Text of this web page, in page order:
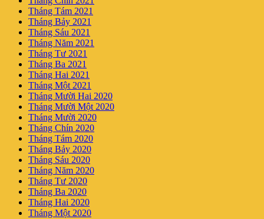
Tháng Tám 2021
Tháng Bảy 2021
Tháng Sáu 2021
Tháng Năm 2021
Tháng Tư 2021
Tháng Ba 2021
Tháng Hai 2021
Tháng Một 2021
Tháng Mười Hai 2020
Tháng Mười Một 2020
Tháng Mười 2020
Tháng Chín 2020
Tháng Tám 2020
Tháng Bảy 2020
Tháng Sáu 2020
Tháng Năm 2020
Tháng Tư 2020
Tháng Ba 2020
Tháng Hai 2020
Tháng Một 2020